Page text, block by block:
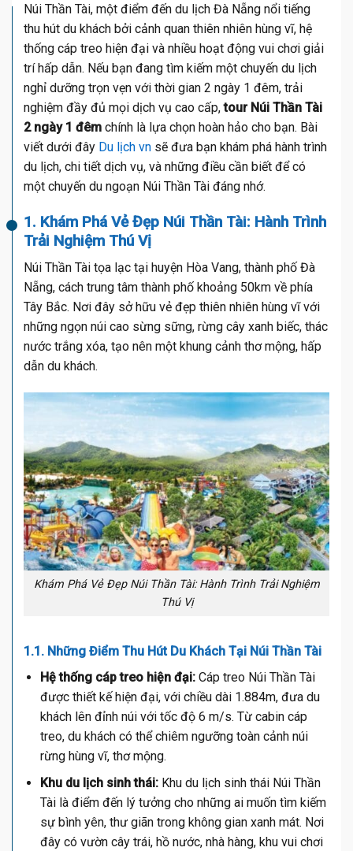
Núi Thần Tài, một điểm đến du lịch Đà Nẵng nổi tiếng
thu hút du khách bởi cảnh quan thiên nhiên hùng vĩ, hệ
thống cáp treo hiện đại và nhiều hoạt động vui chơi giải
trí hấp dẫn. Nếu bạn đang tìm kiếm một chuyến du lịch
nghỉ dưỡng trọn vẹn với thời gian 2 ngày 1 đêm, trải
nghiệm đầy đủ mọi dịch vụ cao cấp,tour Núi Thần Tài
2 ngày 1 đêm chính là lựa chọn hoàn hảo cho bạn. Bài
viết dưới đây Du lịch vn sẽ đưa bạn khám phá hành trình
du lịch, chi tiết dịch vụ, và những điều cần biết để có
một chuyến du ngoạn Núi Thần Tài đáng nhớ.
1. Khám Phá Vẻ Đẹp Núi Thần Tài: Hành Trình
Trải Nghiệm Thú Vị
Núi Thần Tài tọa lạc tại huyện Hòa Vang, thành phố Đà
Nẵng, cách trung tâm thành phố khoảng 50km về phía
Tây Bắc. Nơi đây sở hữu vẻ đẹp thiên nhiên hùng vĩ với
những ngọn núi cao sừng sững, rừng cây xanh biếc, thác
nước trắng xóa, tạo nên một khung cảnh thơ mộng, hấp
dẫn du khách.
Khám Phá Vẻ Đẹp Núi Thần Tài: Hành Trình Trải Nghiệm
Thú Vị
1.1. Những Điểm Thu Hút Du Khách Tại Núi Thần Tài
Hệ thống cáp treo hiện đại:Cáp treo Núi Thần Tài
được thiết kế hiện đại, với chiều dài 1.884m, đưa du
khách lên đỉnh núi với tốc độ 6 m/s. Từ cabin cáp
treo, du khách có thể chiêm ngưỡng toàn cảnh núi
rừng hùng vĩ, thơ mộng.
Khu du lịch sinh thái:Khu du lịch sinh thái Núi Thần
Tài là điểm đến lý tưởng cho những ai muốn tìm kiếm
sự bình yên, thư giãn trong không gian xanh mát. Nơi
đây có vườn cây trái, hồ nước, nhà hàng, khu vui chơi